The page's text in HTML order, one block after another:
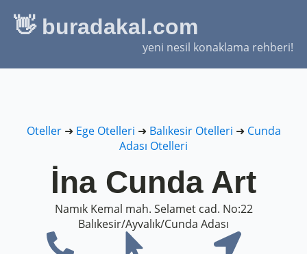
👋 buradakal.com
yeni nesil konaklama rehberi!
Oteller➜ Ege Otelleri ➜ Balıkesir Otelleri ➜ Cunda
Adası Otelleri
İna Cunda Art
Namık Kemal mah. Selamet cad. No:22
Balıkesir/Ayvalık/Cunda Adası